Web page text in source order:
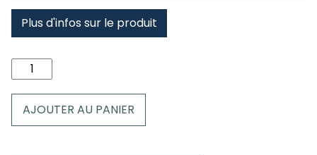
Plus d'infos sur le produit
quantité
de
formigal
AJOUTER AU PANIER